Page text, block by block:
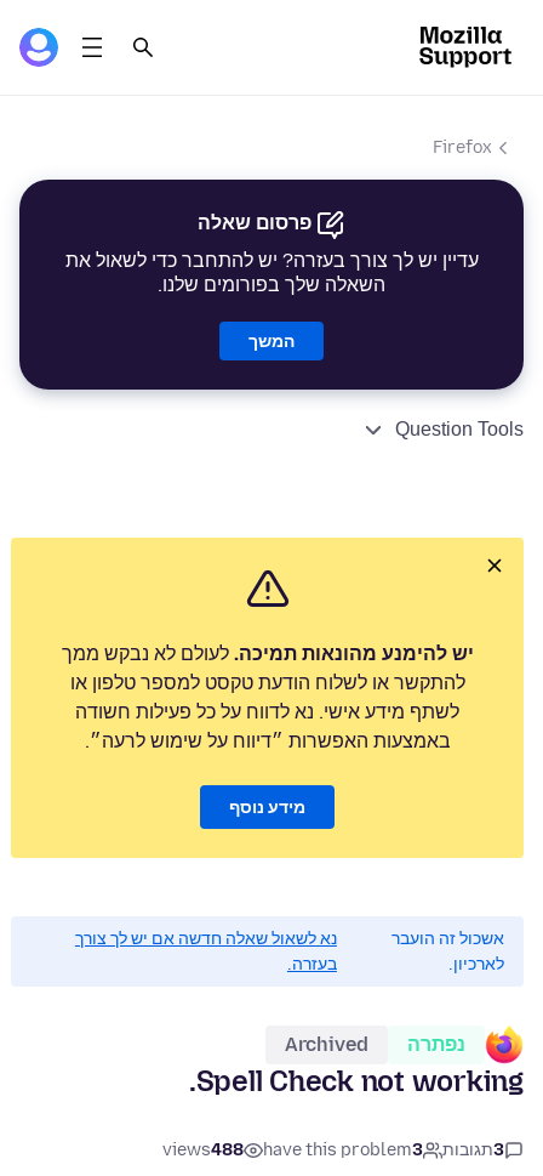
Firefox
פרסום שאלה
עדיין יש לך צורך בעזרה? יש להתחבר כדי לשאול את
השאלה שלך בפורומים שלנו.
המשך
Question Tools
יש להימנע מהונאות תמיכה. לעולם לא נבקש ממך
להתקשר או לשלוח הודעת טקסט למספר טלפון או
לשתף מידע אישי. נא לדווח על כל פעילות חשודה
באמצעות האפשרות ״דיווח על שימוש לרעה״.
מידע נוסף
אשכול זה הועבר
לארכיון.
נא לשאול שאלה חדשה אם יש לך צורך
בעזרה.
נפתרה Archived
Spell Check not working.
3תגובות 3
have this problem
488
views